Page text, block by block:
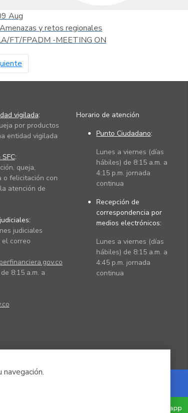
Aug
y retos regionales
FT/FPADM -MEETING ON
vigilada:
por productos
entidad vigilada
:
queja,
o felicitación con
atención de
judiciales
correo
8:15 a.m. a
Horario de atención
Punto Ciudadano:
Lunes a viernes (días
hábiles) de 8:15 a.m. a
4:15 p.m. jornada
continua
Recepción de
correspondencia por
medios electrónicos:
Lunes a viernes (días
hábiles) de 8:15 a.m. a
4:45 p.m. jornada
continua
Powered by Nexura